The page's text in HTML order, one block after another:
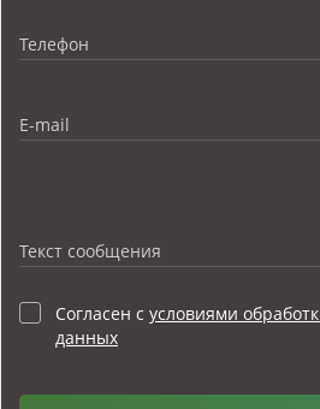
Телефон
E-mail
Текст сообщения
Согласен с условиями
данных